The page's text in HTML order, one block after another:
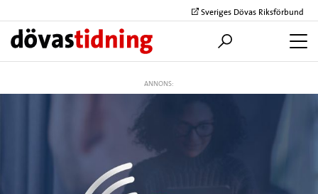
Sveriges Dövas Riksförbund
ANNONS: